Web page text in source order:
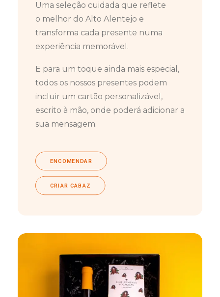
Uma seleção cuidada que reflete
o melhor do Alto Alentejo e
transforma cada presente numa
experiência memorável.
E para um toque ainda mais especial,
todos os nossos presentes podem
incluir um cartão personalizável,
escrito à mão, onde poderá adicionar a
sua mensagem.
ENCOMENDAR
CRIAR CABAZ